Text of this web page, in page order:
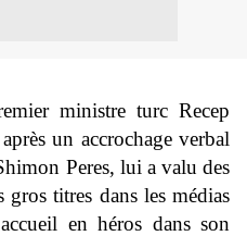
ministre turc Recep
un accrochage verbal
Peres, lui a valu des
titres dans les médias
en héros dans son